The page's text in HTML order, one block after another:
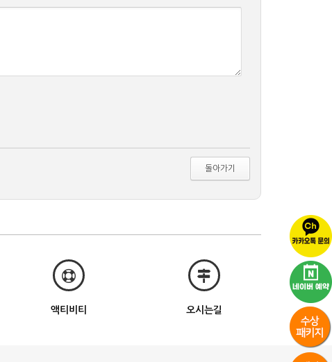
돌아가기
액티비티 오시는길